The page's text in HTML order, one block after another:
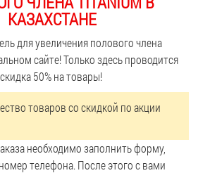
КАЗАХСТАНЕ
для увеличения полового члена
сайте! Только здесь проводится
50% на товары!
товаров со скидкой по акции
необходимо заполнить форму,
телефона. После этого с вами